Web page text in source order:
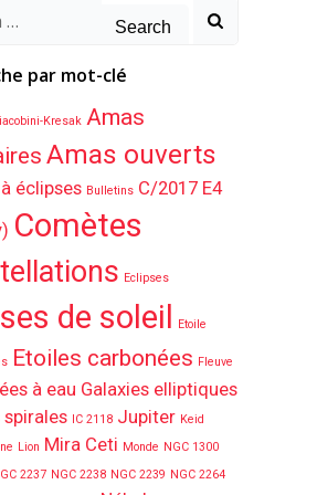
par mot-clé
Kresak Amas
Amas ouverts
éclipses Bulletins C/2017 E4
Comètes
Eclipses
de soleil Etoile
Etoiles carbonées Fleuve
à eau Galaxies elliptiques
spirales IC 2118 Jupiter Keid
Lion Mira Ceti Monde NGC 1300
2237 NGC 2238 NGC 2239 NGC 2264